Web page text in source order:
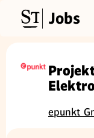
Jobs
epunkt